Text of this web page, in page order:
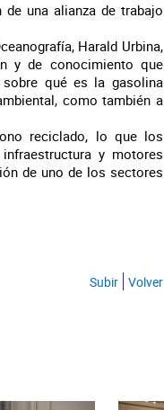
una alianza de trabajo
Harald Urbina,
y de conocimiento que
qué es la gasolina
como también a
reciclado, lo que los
y motores
de uno de los sectores
Subir Volver